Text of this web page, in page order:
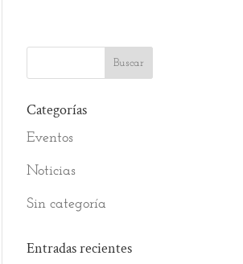
Categorías
Eventos
Noticias
Sin categoría
Entradas recientes